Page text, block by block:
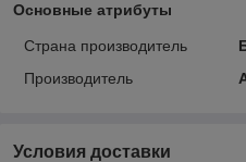
Основные атрибуты
Страна производитель
Производитель
Условия доставки